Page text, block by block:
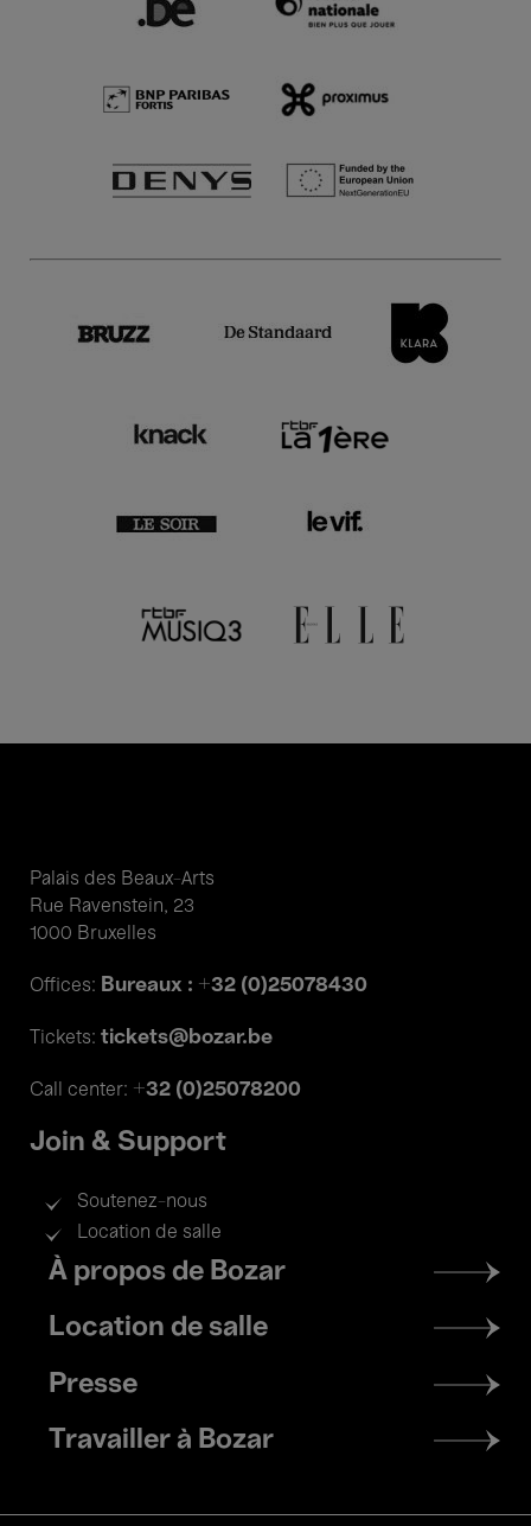
Palais des Beaux-Arts
Rue Ravenstein, 23
1000 Bruxelles
Offices: Bureaux : +32 (0)25078430
Tickets: tickets@bozar.be
Call center: +32 (0)25078200
Join & Support
Soutenez-nous
Location de salle
Footer
menu
À propos de Bozar
Location de salle
Presse
Travailler à Bozar